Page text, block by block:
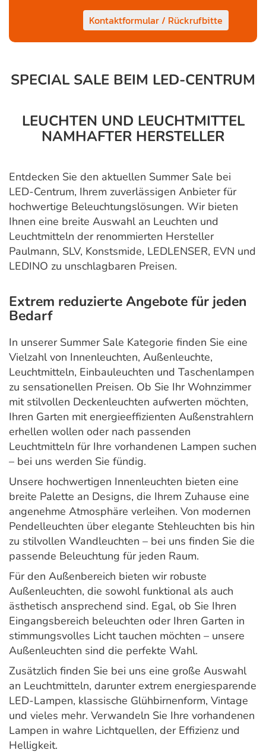
Kontaktformular / Rückrufbitte
SPECIAL SALE BEIM LED-CENTRUM
LEUCHTEN UND LEUCHTMITTEL
NAMHAFTER HERSTELLER
Entdecken Sie den aktuellen Summer Sale bei
LED-Centrum, Ihrem zuverlässigen Anbieter für
hochwertige Beleuchtungslösungen. Wir bieten
Ihnen eine breite Auswahl an Leuchten und
Leuchtmitteln der renommierten Hersteller
Paulmann, SLV, Konstsmide, LEDLENSER, EVN und
LEDINO zu unschlagbaren Preisen.
Extrem reduzierte Angebote für jeden
Bedarf
In unserer Summer Sale Kategorie finden Sie eine
Vielzahl von Innenleuchten, Außenleuchte,
Leuchtmitteln, Einbauleuchten und Taschenlampen
zu sensationellen Preisen. Ob Sie Ihr Wohnzimmer
mit stilvollen Deckenleuchten aufwerten möchten,
Ihren Garten mit energieeffizienten Außenstrahlern
erhellen wollen oder nach passenden
Leuchtmitteln für Ihre vorhandenen Lampen suchen
– bei uns werden Sie fündig.
Unsere hochwertigen Innenleuchten bieten eine
breite Palette an Designs, die Ihrem Zuhause eine
angenehme Atmosphäre verleihen. Von modernen
Pendelleuchten über elegante Stehleuchten bis hin
zu stilvollen Wandleuchten – bei uns finden Sie die
passende Beleuchtung für jeden Raum.
Für den Außenbereich bieten wir robuste
Außenleuchten, die sowohl funktional als auch
ästhetisch ansprechend sind. Egal, ob Sie Ihren
Eingangsbereich beleuchten oder Ihren Garten in
stimmungsvolles Licht tauchen möchten – unsere
Außenleuchten sind die perfekte Wahl.
Zusätzlich finden Sie bei uns eine große Auswahl
an Leuchtmitteln, darunter extrem energiesparende
LED-Lampen, klassische Glühbirnenform, Vintage
und vieles mehr. Verwandeln Sie Ihre vorhandenen
Lampen in wahre Lichtquellen, der Effizienz und
Helligkeit.